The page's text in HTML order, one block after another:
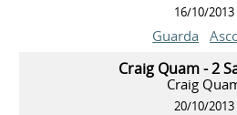
16/10/2013
Guarda
Craig Quam - 2
Craig
20/10/2013